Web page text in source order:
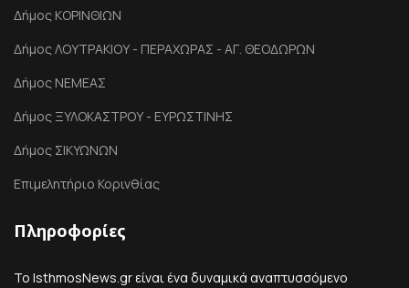
Δήμος ΚΟΡΙΝΘΙΩΝ
Δήμος ΛΟΥΤΡΑΚΙΟΥ - ΠΕΡΑΧΩΡΑΣ - ΑΓ. ΘΕΟΔΩΡΩΝ
Δήμος ΝΕΜΕΑΣ
Δήμος ΞΥΛΟΚΑΣΤΡΟΥ - ΕΥΡΩΣΤΙΝΗΣ
Δήμος ΣΙΚΥΩΝΩΝ
Επιμελητήριο Κορινθίας
Πληροφορίες
Το IsthmosNews.gr είναι ένα δυναμικά αναπτυσσόμενο